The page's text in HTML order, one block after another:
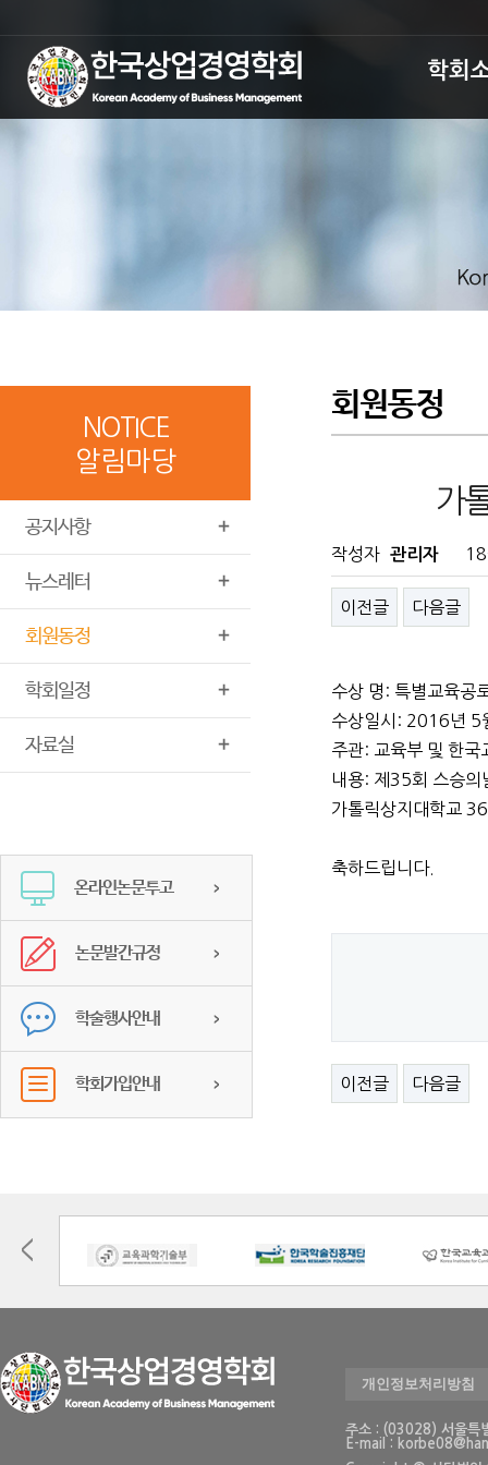
학회
NOTICE
알림마당
공지사항
뉴스레터
회원동정
학회일정
자료실
온라인논문투고
논문발간규정
학술행사안내
학회가입안내
회원동정
가
작성자 관리자
이전글 다음글
수상 명: 특별교육공
수상일시: 2016년 5
주관: 교육부 및 한국
내용: 제35회 스승의
가톨릭상지대학교
축하드립니다.
이전글 다음글
개인정보처리방침
주소 : (03028) 서울특
E-mail :